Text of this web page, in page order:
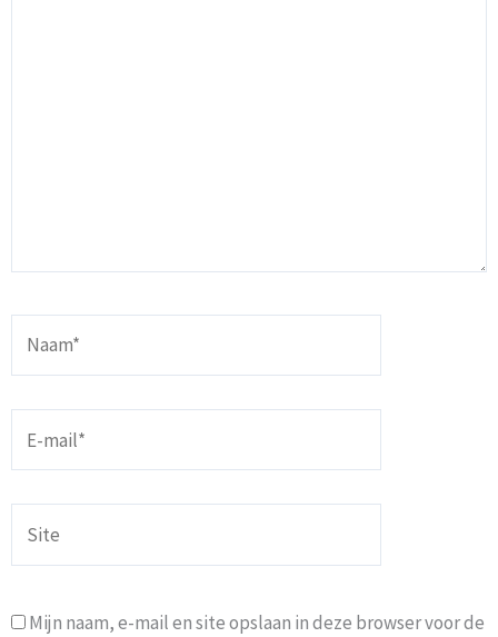
mail*
Mijn naam, e-mail en site opslaan in deze browser voor de